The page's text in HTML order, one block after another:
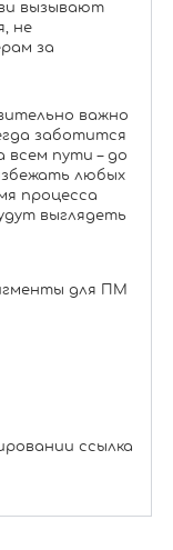
вызывают
не
за
важно
заботится
всем пути – до
любых
процесса
выглядеть
для ПМ
ссылка